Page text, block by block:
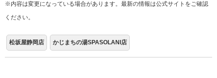
※内容は変更になっている場合があります。最新の情報は公式サイトをご確認
ください。
松坂屋静岡店 かじまちの湯SPASOLANI店